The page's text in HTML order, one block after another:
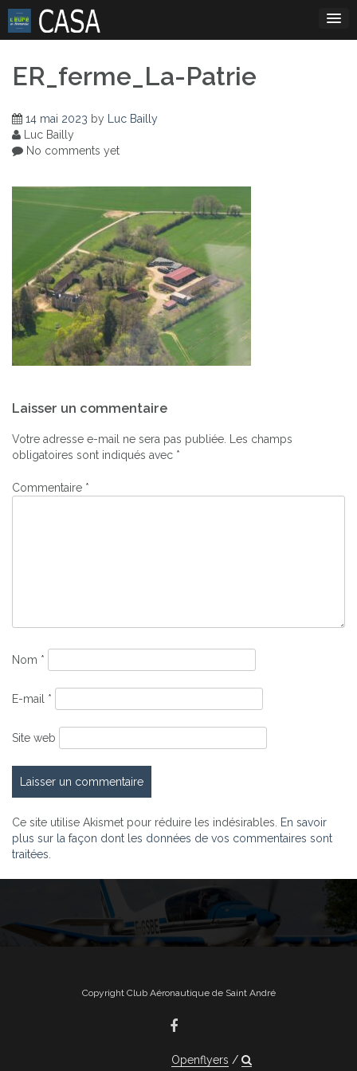
Skip
content
ER_ferme_La-Patrie
14 mai 2023 by Luc Bailly
Luc Bailly
No comments yet
de
l’article
Laisser un commentaire
Votre adresse e-mail ne sera pas publiée. Les champs
obligatoires sont indiqués avec *
Commentaire *
Nom *
E-mail *
Site web
Ce site utilise Akismet pour réduire les indésirables. En savoir
plus sur la façon dont les données de vos commentaires sont
traitées
Copyright Club Aéronautique de Saint André
Openflyers